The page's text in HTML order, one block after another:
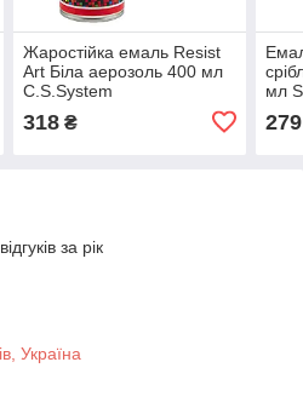
Жаростійка емаль Resist
Art Біла аерозоль 400 мл
C.S.System
318₴
мл
279
за рік
Україна